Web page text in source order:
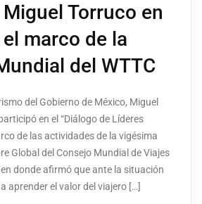
Torruco en
marco de la
del WTTC
del Gobierno de México, Miguel
en el “Diálogo de Líderes
de las actividades de la vigésima
Global del Consejo Mundial de Viajes
donde afirmó que ante la situación
aprender el valor del viajero […]